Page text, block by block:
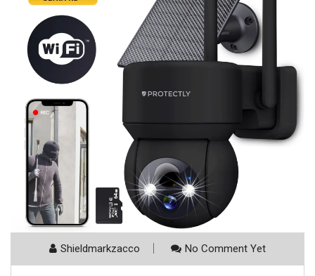
Shieldmarkzacco No Comment Yet